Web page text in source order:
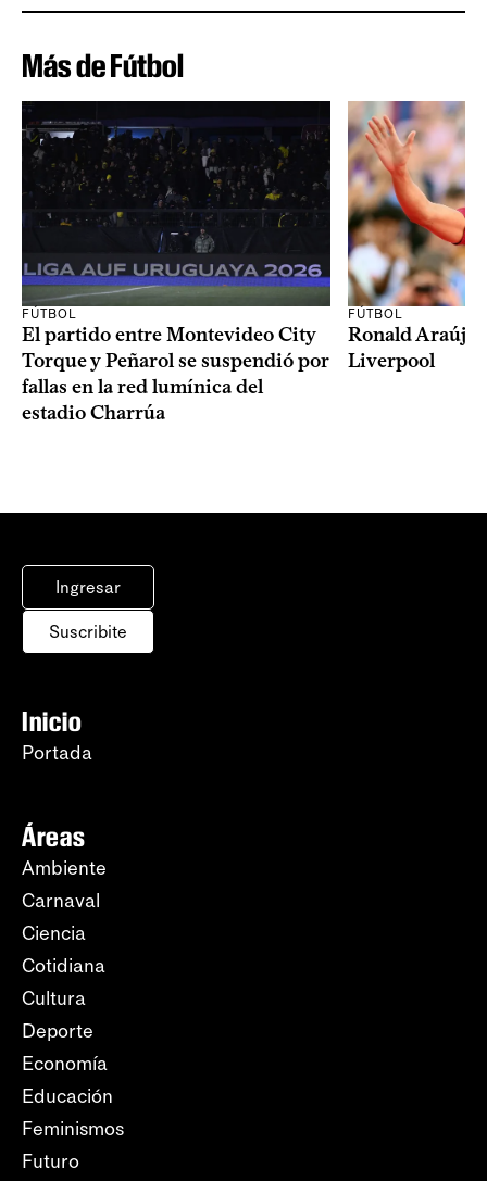
Más de Fútbol
FÚTBOL
El partido entre Montevideo City
Torque y Peñarol se suspendió por
fallas en la red lumínica del
estadio Charrúa
FÚTBOL
Ronald Araújo
Liverpool
Ingresar
Suscribite
Inicio
Portada
Áreas
Ambiente
Carnaval
Ciencia
Cotidiana
Cultura
Deporte
Economía
Educación
Feminismos
Futuro